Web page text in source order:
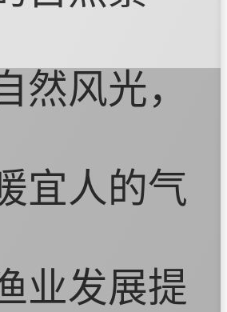
风光，
宜人的气
业发展提